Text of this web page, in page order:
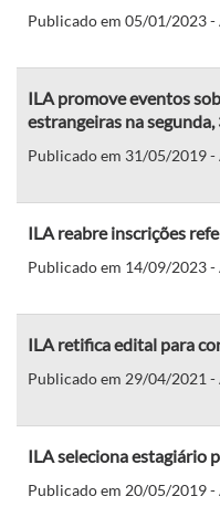
Publicado em 05/01/2023
ILA promove eventos
estrangeiras na segunda,
Publicado em 31/05/2019
ILA reabre inscrições
Publicado em 14/09/2023
ILA retifica edital para
Publicado em 29/04/2021
ILA seleciona estagiário
Publicado em 20/05/2019